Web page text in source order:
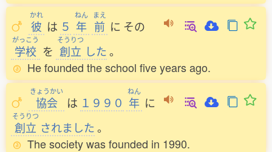
かれ
彼 は ５
ねん
年
まえ
前 に その
がっこう
学校 を
そうりつ
創立 した。
He founded the school five years ago.
きょうかい
協会 は １９９０
ねん
年 に
そうりつ
創立 されました。
The society was founded in 1990.